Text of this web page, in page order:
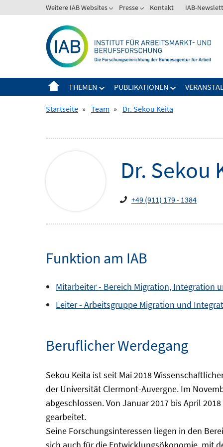
zum
Weitere IAB Websites
Zeige
Weitere
IAB
Websites
Presse
Zeige
Presse
Kontakt IAB-
THEMEN
Zeige
für
PUBLIKATIONEN
Zeige
für
Startseite » Team » Dr. Sekou Keita
Dr. Sekou
+49 (911) 179 - 1384
Funktion am IAB
Mitarbeiter - Bereich Migration, Integration
Leiter - Arbeitsgruppe Migration und
Beruflicher Werdegang
Sekou Keita ist seit Mai 2018
der Universität Clermont-Auvergne. Im
abgeschlossen. Von Januar 2017 bis April
gearbeitet.
Seine Forschungsinteressen liegen in den